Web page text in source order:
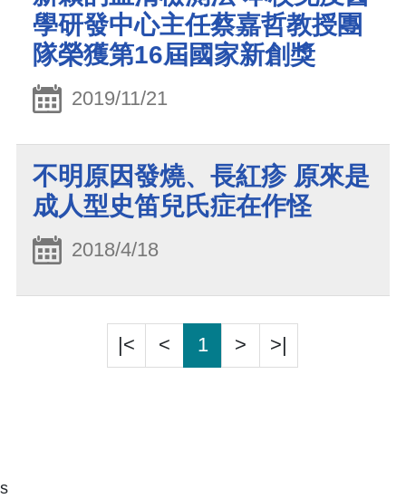
學研發中心主任蔡嘉哲教授團
隊榮獲第16屆國家新創獎
2019/11/21
不明原因發燒、長紅疹 原來是
成人型史笛兒氏症在作怪
2018/4/18
|< < 1 > >|
s